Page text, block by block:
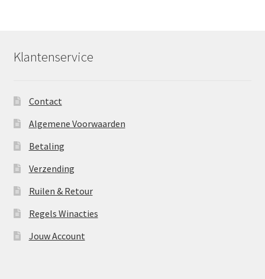
Klantenservice
Contact
Algemene Voorwaarden
Betaling
Verzending
Ruilen & Retour
Regels Winacties
Jouw Account